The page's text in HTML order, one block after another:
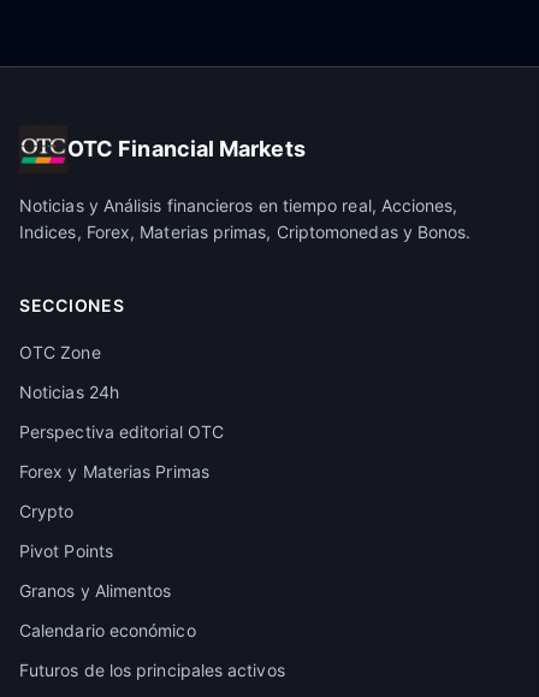
OTC Financial Markets
Noticias y Análisis financieros en tiempo real, Acciones,
Indices, Forex, Materias primas, Criptomonedas y Bonos.
SECCIONES
OTC Zone
Noticias 24h
Perspectiva editorial OTC
Forex y Materias Primas
Crypto
Pivot Points
Granos y Alimentos
Calendario económico
Futuros de los principales activos